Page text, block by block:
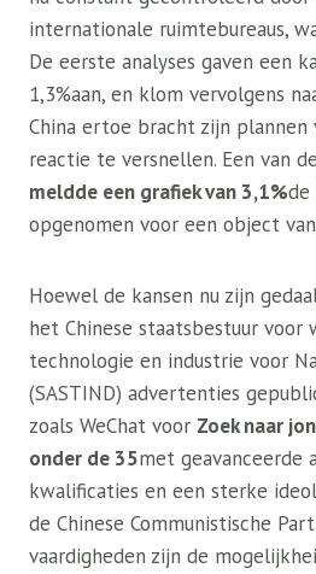
internationale ruimtebureaus,
De eerste analyses gaven een
1,3%aan, en klom vervolgens
China ertoe bracht zijn
reactie te versnellen. Een van
meldde een grafiek van 3,1%de
opgenomen voor een object
Hoewel de kansen nu zijn
het Chinese staatsbestuur voor
technologie en industrie voor
(SASTIND) advertenties
zoals WeChat voor Zoek naar
onder de 35met geavanceerde
kwalificaties en een sterke
de Chinese Communistische
vaardigheden zijn de